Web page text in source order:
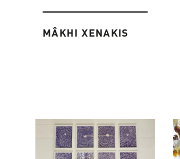
MÂKHI XENAKIS